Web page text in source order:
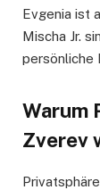
Evgenia ist
Mischa Jr.
persönliche
Warum
Zverev